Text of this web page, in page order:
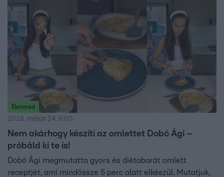
Életmód
2026. május 24. 6:00
Nem akárhogy készíti az omlettet Dobó Ági –
próbáld ki te is!
Dobó Ági megmutatta gyors és diétabarát omlett
receptjét, ami mindössze 5 perc alatt elkészül. Mutatjuk,